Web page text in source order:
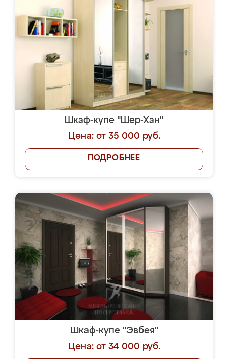
Шкаф-купе "Шер-Хан"
Цена: от 35 000 руб.
ПОДРОБНЕЕ
Шкаф-купе "Эвбея"
Цена: от 34 000 руб.